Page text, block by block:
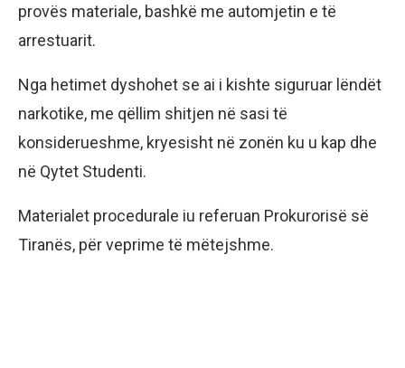
provës materiale, bashkë me automjetin e të
arrestuarit.
Nga hetimet dyshohet se ai i kishte siguruar lëndët
narkotike, me qëllim shitjen në sasi të
konsiderueshme, kryesisht në zonën ku u kap dhe
në Qytet Studenti.
Materialet procedurale iu referuan Prokurorisë së
Tiranës, për veprime të mëtejshme.